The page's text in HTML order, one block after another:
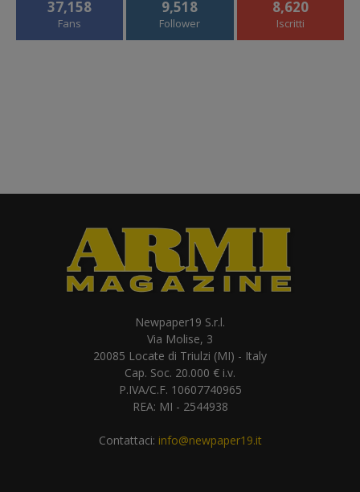
37,158
Fans
9,518
Follower
8,620
Iscritti
Newpaper19 S.r.l.
Via Molise, 3
20085 Locate di Triulzi (MI) - Italy
Cap. Soc. 20.000 € i.v.
P.IVA/C.F. 10607740965
REA: MI - 2544938
Contattaci: info@newpaper19.it